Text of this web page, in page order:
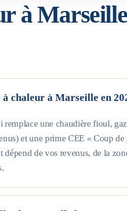
àMarseille
chaleur à Marseille en
remplace une chaudière fioul,
et une prime CEE « Coup
dépend de vos revenus, de la